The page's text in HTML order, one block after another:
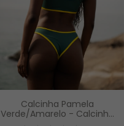
Calcinha Pamela
Verde/Amarelo - Calcinha